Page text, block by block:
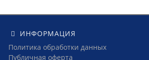
ИНФОРМАЦИЯ
Политика обработки данных
Публичная оферта